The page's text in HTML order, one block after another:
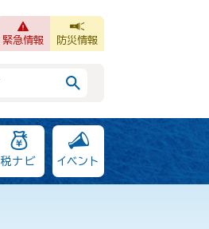
緊急情報 防災情報
税ナビ イベント